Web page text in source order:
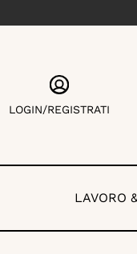
LOGIN/REGISTRATI
LAVORO